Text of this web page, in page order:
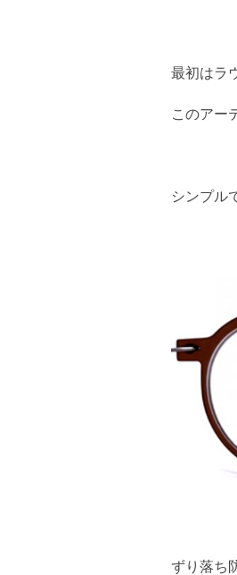
最初はラ
このアー
シンプル
ずり落ち